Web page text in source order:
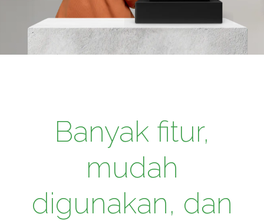
Banyak fitur,
mudah
digunakan, dan